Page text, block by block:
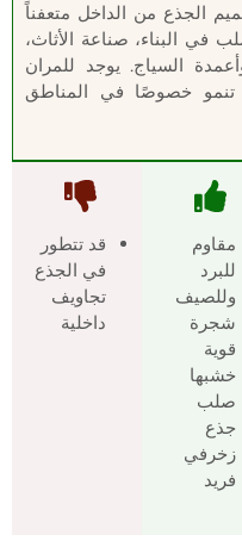
الجذع من الداخل متعفناً
البناء، صناعة الأثاث،
السياج. يوجد للمران
مختلفاً، تنمو خصوصًا في المناطق
مقاوم
للبرد
وللصيف
شجرة
قوية
خشبها
صلب
جذع
زخرفي
فريد
قد تتطور
في الجذع
تجاويف
داخلية